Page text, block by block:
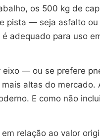
os 500 kg de
pista — seja asfalto
adequado para uso
— ou se prefere
altas do
E como não
relação ao valor